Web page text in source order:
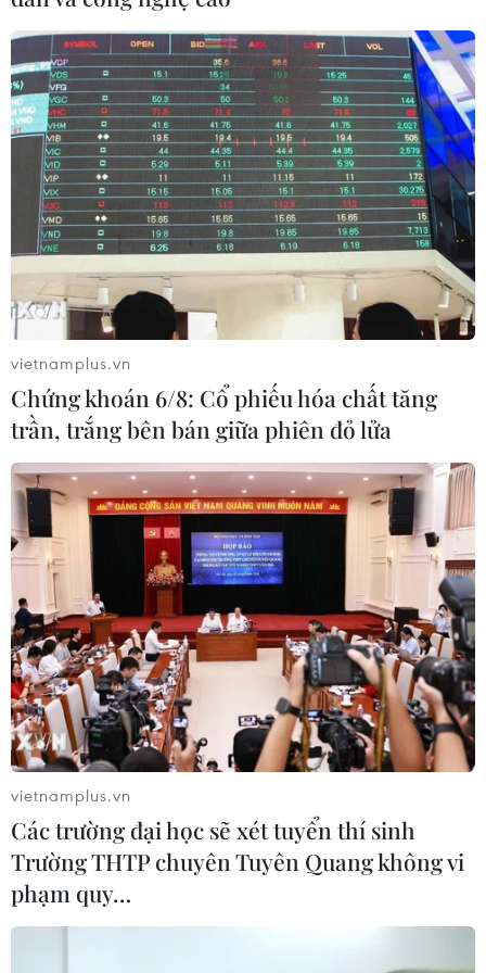
Khu vực Bắc Bộ có mưa lớn kèm dông lốc,
Trung Bộ nắng nóng
18/08/2019 01:20
Tại Trung Bộ, do ảnh hưởng của đới gió Tây Nam gây
hiệu ứng phơn nên ở các tỉnh ven biển Trung Bộ có
nắng nóng, có nơi có nắng nóng gay gắt, có nơi trên 38
độ C.
vietnamplus.vn
Chứng khoán 6/8: Cổ phiếu hóa chất tăng
trần, trắng bên bán giữa phiên đỏ lửa
vietnamplus.vn
Các trường đại học sẽ xét tuyển thí sinh
Trường THTP chuyên Tuyên Quang không vi
phạm quy…